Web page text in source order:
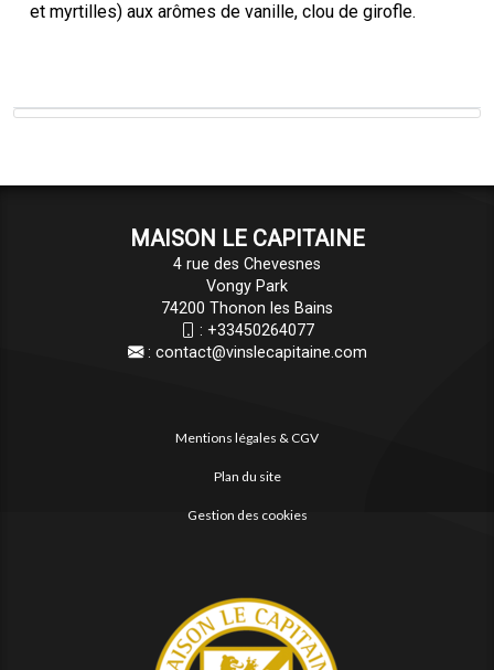
et myrtilles) aux arômes de vanille, clou de girofle.
MAISON LE CAPITAINE
4 rue des Chevesnes
Vongy Park
74200 Thonon les Bains
: +33450264077
: contact@vinslecapitaine.com
Mentions légales & CGV
Plan du site
Gestion des cookies